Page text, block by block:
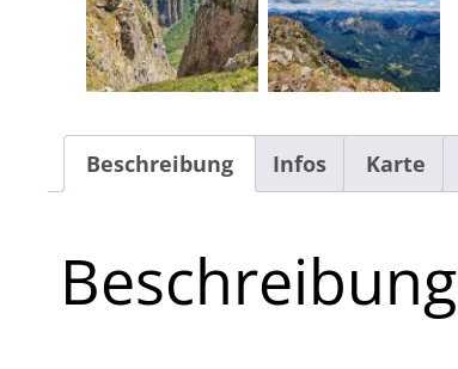
Beschreibung Infos Karte
Beschreibung